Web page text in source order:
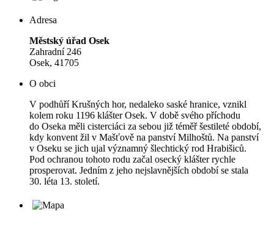
Adresa
Městský úřad Osek
Zahradní 246
Osek, 41705
O obci
V podhůří Krušných hor, nedaleko saské hranice, vznikl
kolem roku 1196 klášter Osek. V době svého příchodu
do Oseka měli cisterciáci za sebou již téměř šestileté období,
kdy konvent žil v Mašťově na panství Milhoštů. Na panství
v Oseku se jich ujal významný šlechtický rod Hrabišiců.
Pod ochranou tohoto rodu začal osecký klášter rychle
prosperovat. Jedním z jeho nejslavnějších období se stala
30. léta 13. století.